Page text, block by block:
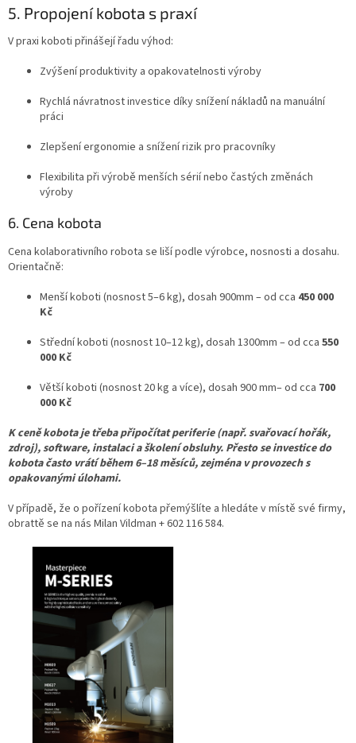
5. Propojení kobota s praxí
V praxi koboti přinášejí řadu výhod:
Zvýšení produktivity a opakovatelnosti výroby
Rychlá návratnost investice díky snížení nákladů na manuální
práci
Zlepšení ergonomie a snížení rizik pro pracovníky
Flexibilita při výrobě menších sérií nebo častých změnách
výroby
6. Cena kobota
Cena kolaborativního robota se liší podle výrobce, nosnosti a dosahu.
Orientačně:
Menší koboti (nosnost 5–6 kg), dosah 900mm – od cca 450 000
Kč
Střední koboti (nosnost 10–12 kg), dosah 1300mm – od cca 550
000 Kč
Větší koboti (nosnost 20 kg a více), dosah 900 mm– od cca 700
000 Kč
K ceně kobota je třeba připočítat periferie (např. svařovací hořák,
zdroj), software, instalaci a školení obsluhy. Přesto se investice do
kobota často vrátí během 6–18 měsíců, zejména v provozech s
opakovanými úlohami.
V případě, že o pořízení kobota přemýšlíte a hledáte v místě své firmy,
obrattě se na nás Milan Vildman + 602 116 584.